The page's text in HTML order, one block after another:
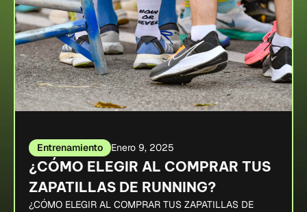
Entrenamiento Enero 9, 2025
¿CÓMO ELEGIR AL COMPRAR TUS
ZAPATILLAS DE RUNNING?
¿CÓMO ELEGIR AL COMPRAR TUS ZAPATILLAS DE